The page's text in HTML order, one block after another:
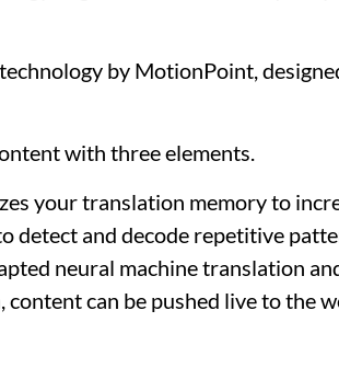
by MotionPoint,
with three elements.
your translation memory to
detect and decode repetitive
neural machine translation
can be pushed live to the